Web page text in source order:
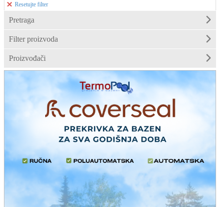
Resetujte filter
Pretraga
Filter proizvoda
Proizvođači